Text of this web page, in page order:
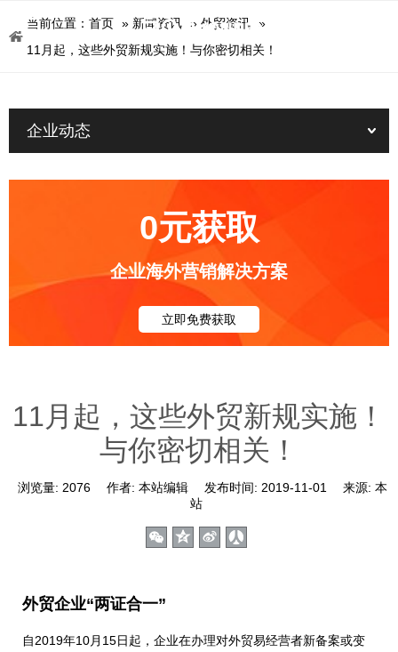
当前位置： 首页 » 新闻资讯 » 外贸资讯 »
11月起，这些外贸新规实施！与你密切相关！
企业动态
0元获取
企业海外营销解决方案
立即免费获取
11月起，这些外贸新规实施！
与你密切相关！
浏览量: 2076 作者: 本站编辑 发布时间: 2019-11-01 来源: 本
站
外贸企业“两证合一”
自2019年10月15日起，企业在办理对外贸易经营者新备案或变